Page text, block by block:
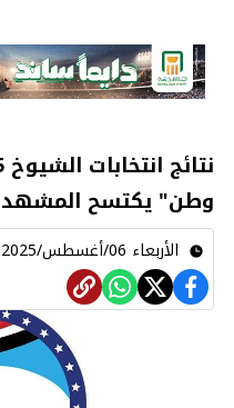
وطن" يكتسح المشهد
الأربعاء 06/أغسطس/2025 - 01:09 م